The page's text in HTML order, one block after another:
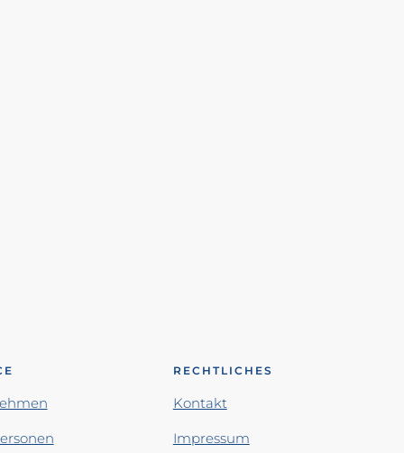
RECHTLICHES
Kontakt
Impressum